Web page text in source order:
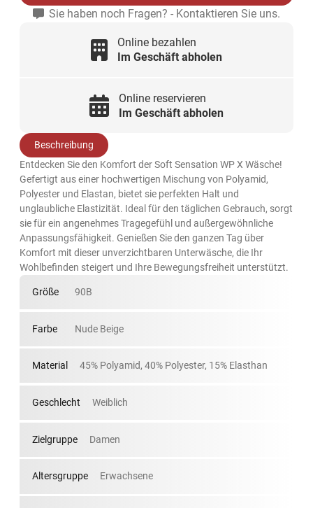
Sie haben noch Fragen? - Kontaktieren Sie uns.
Online bezahlen
Im Geschäft abholen
Online reservieren
Im Geschäft abholen
Beschreibung
Entdecken Sie den Komfort der Soft Sensation WP X Wäsche!
Gefertigt aus einer hochwertigen Mischung von Polyamid,
Polyester und Elastan, bietet sie perfekten Halt und
unglaubliche Elastizität. Ideal für den täglichen Gebrauch, sorgt
sie für ein angenehmes Tragegefühl und außergewöhnliche
Anpassungsfähigkeit. Genießen Sie den ganzen Tag über
Komfort mit dieser unverzichtbaren Unterwäsche, die Ihr
Wohlbefinden steigert und Ihre Bewegungsfreiheit unterstützt.
Größe 90B
Farbe Nude Beige
Material 45% Polyamid, 40% Polyester, 15% Elasthan
Geschlecht Weiblich
Zielgruppe Damen
Altersgruppe Erwachsene